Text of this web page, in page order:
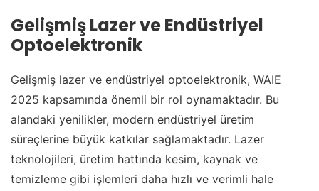
Gelişmiş Lazer ve Endüstriyel
Optoelektronik
Gelişmiş lazer ve endüstriyel optoelektronik, WAIE
2025 kapsamında önemli bir rol oynamaktadır. Bu
alandaki yenilikler, modern endüstriyel üretim
süreçlerine büyük katkılar sağlamaktadır. Lazer
teknolojileri, üretim hattında kesim, kaynak ve
temizleme gibi işlemleri daha hızlı ve verimli hale